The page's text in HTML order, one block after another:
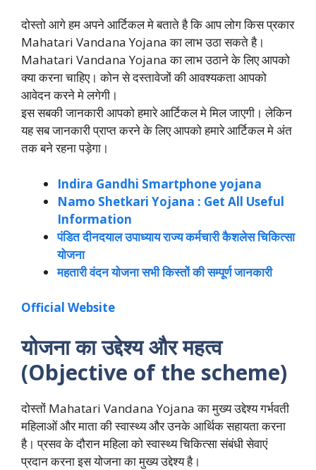
दोस्तो आगे हम अपने आर्टिकल मे बताते है कि आप लोग किस प्रकार
Mahatari Vandana Yojana का लाभ उठा सकते है।
Mahatari Vandana Yojana का लाभ उठाने के लिए आपको
क्या करना चाहिए। कोन से दस्तावेजों की आवश्यकता आपको
आवेदन करने मे लगेगी।
इस सबकी जानकारी आपको हमारे आर्टिकल मे मिल जाएगी। लेकिन
यह सब जानकारी प्राप्त करने के लिए आपको हमारे आर्टिकल मे अंत
तक बने रहना पड़ेगा।
Indira Gandhi Smartphone yojana
Namo Shetkari Yojana : Get All Useful
Information
पंडित दीनदयाल उपाध्याय राज्य कर्मचारी कैशलेस चिकित्सा
योजना
महतारी वंदन योजना सभी किस्तों की सम्पूर्ण जानकारी
Official Website
योजना का उद्देश्य और महत्व
(Objective of the scheme)
दोस्तों Mahatari Vandana Yojana का मुख्य उद्देश्य गर्भवती
महिलाओं और माता की स्वास्थ्य और उनके आर्थिक सहायता करना
है। प्रसव के दौरान महिला को स्वास्थ्य चिकित्सा संबंधी सेवाएं
प्रदान करना इस योजना का मुख्य उद्देश्य है।